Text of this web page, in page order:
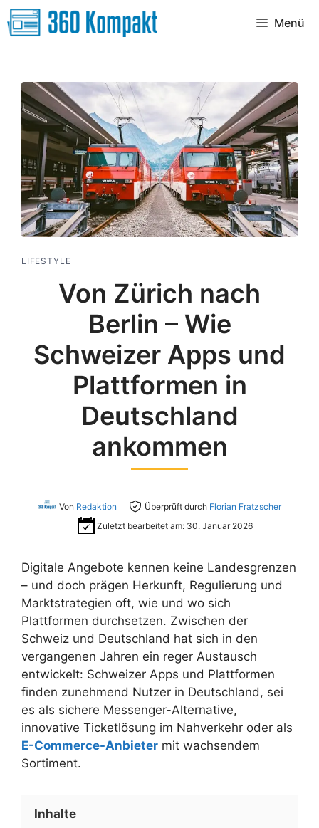
Zum
Inhalt
Menü
LIFESTYLE
Von Zürich nach
Berlin – Wie
Schweizer Apps und
Plattformen in
Deutschland
ankommen
Von Redaktion Überprüft durch Florian Fratzscher
Zuletzt bearbeitet am: 30. Januar 2026
Digitale Angebote kennen keine Landesgrenzen
– und doch prägen Herkunft, Regulierung und
Marktstrategien oft, wie und wo sich
Plattformen durchsetzen. Zwischen der
Schweiz und Deutschland hat sich in den
vergangenen Jahren ein reger Austausch
entwickelt: Schweizer Apps und Plattformen
finden zunehmend Nutzer in Deutschland, sei
es als sichere Messenger-Alternative,
innovative Ticketlösung im Nahverkehr oder als
E-Commerce-Anbieter mit wachsendem
Sortiment.
Inhalte